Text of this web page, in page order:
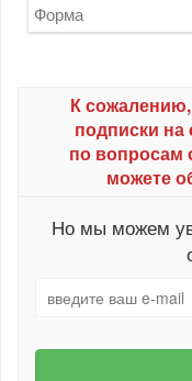
Форма
К
подписки на
по
можете
Но мы можем